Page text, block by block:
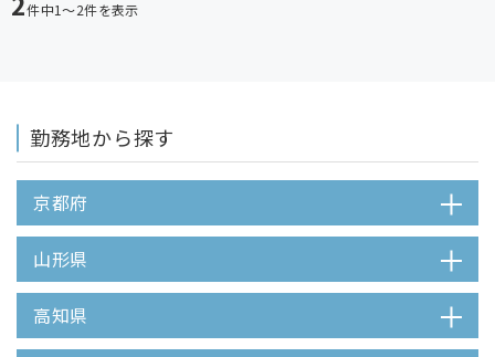
件中1〜2件を表示
勤務地から探す
京都府
山形県
高知県